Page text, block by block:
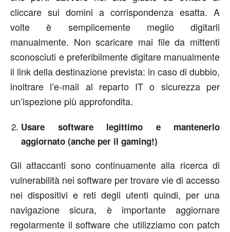
cliccare sui domini a corrispondenza esatta. A
volte è semplicemente meglio digitarli
manualmente. Non scaricare mai file da mittenti
sconosciuti e preferibilmente digitare manualmente
il link della destinazione prevista: in caso di dubbio,
inoltrare l’e-mail al reparto IT o sicurezza per
un’ispezione più approfondita.
Usare software legittimo e mantenerlo
aggiornato (anche per il gaming!)
Gli attaccanti sono continuamente alla ricerca di
vulnerabilità nei software per trovare vie di accesso
nei dispositivi e reti degli utenti quindi, per una
navigazione sicura, è importante aggiornare
regolarmente il software che utilizziamo con patch